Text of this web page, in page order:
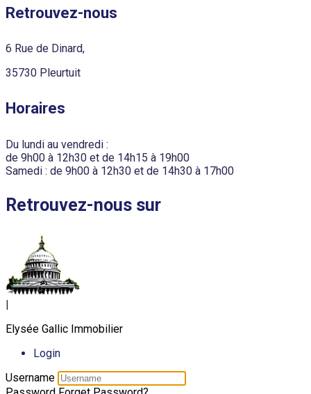
Retrouvez-nous
6 Rue de Dinard,
35730 Pleurtuit
Horaires
Du lundi au vendredi :
de 9h00 à 12h30 et de 14h15 à 19h00
Samedi : de 9h00 à 12h30 et de 14h30 à 17h00
Retrouvez-nous sur
|
Elysée Gallic Immobilier
Login
Username